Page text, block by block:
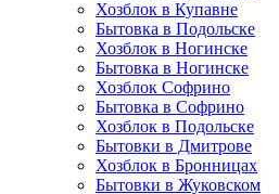
Хозблок в Купавне
Бытовка в Подольске
Хозблок в Ногинске
Бытовка в Ногинске
Хозблок Софрино
Бытовка в Софрино
Хозблок в Подольске
Бытовки в Дмитрове
Хозблок в Бронницах
Бытовки в Жуковском